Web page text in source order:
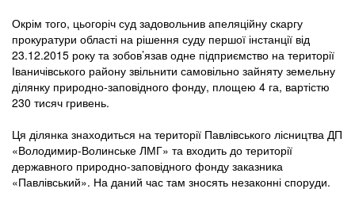
Окрім того, цьогоріч суд задовольнив апеляційну скаргу
прокуратури області на рішення суду першої інстанції від
23.12.2015 року та зобов’язав одне підприємство на території
Іваничівського району звільнити самовільно зайняту земельну
ділянку природно-заповідного фонду, площею 4 га, вартістю
230 тисяч гривень.
Ця ділянка знаходиться на території Павлівського лісництва ДП
«Володимир-Волинське ЛМГ» та входить до території
державного природно-заповідного фонду заказника
«Павлівський». На даний час там зносять незаконні споруди.